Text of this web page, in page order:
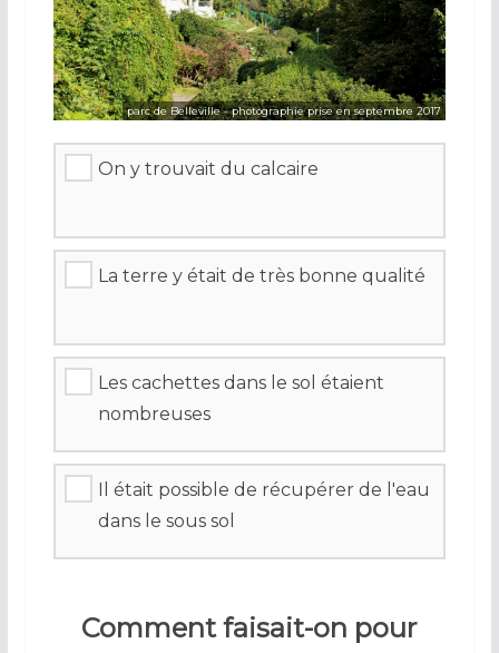
parc de Belleville - photographie prise en septembre 2017
On y trouvait du calcaire
La terre y était de très bonne qualité
Les cachettes dans le sol étaient
nombreuses
Il était possible de récupérer de l'eau
dans le sous sol
Comment faisait-on pour